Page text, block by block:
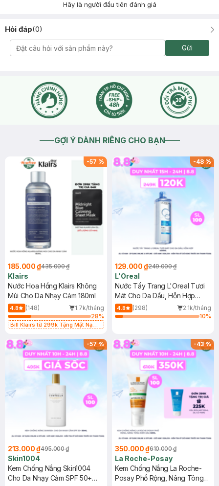
Hãy là người đầu tiên đánh giá
Hỏi đáp(0)
Gửi
GỢI Ý DÀNH RIÊNG CHO BẠN
-57 %
185.000 ₫435.000 ₫
Klairs
Nước Hoa Hồng Klairs Không
Mùi Cho Da Nhạy Cảm 180ml
4.8 (148)
1.7k/tháng
28%
Bill Klairs từ 299k Tặng Mặt Nạ
25ml (SL Có Hạn)
-48%
129.000 ₫249.000 ₫
L'Oreal
Nước Tẩy Trang L'Oreal Tươi
Mát Cho Da Dầu, Hỗn Hợp
400ml
4.8 (298)
2.1k/tháng
10%
-57%
213.000 ₫495.000 ₫
Skin1004
Kem Chống Nắng Skin1004
Cho Da Nhạy Cảm SPF 50+
-43%
350.000 ₫610.000 ₫
La Roche-Posay
Kem Chống Nắng La Roche-
Posay Phổ Rộng, Nâng Tông